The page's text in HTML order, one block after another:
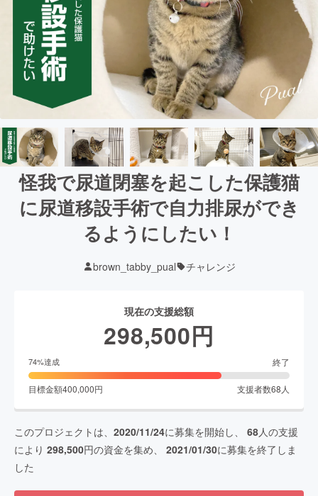
怪我で尿道閉塞を起こした保護猫
に尿道移設手術で自力排尿ができ
るようにしたい！
brown_tabby_pual チャレンジ
現在の支援総額
298,500円
74%達成 終了
目標金額400,000円 支援者数68 人
このプロジェクトは、 2020/11/24に募集を開始し、 68人の支援
により 298,500円の資金を集め、 2021/01/30に募集を終了しま
した